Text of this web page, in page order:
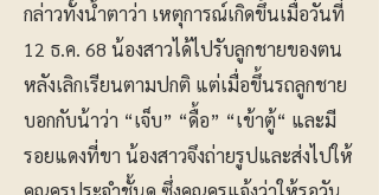
กล่าวทั้งน้ำตาว่า เหตุการณ์เกิดขึ้นเมื่อวันที่
12 ธ.ค. 68 น้องสาวได้ไปรับลูกชายของตน
หลังเลิกเรียนตามปกติ แต่เมื่อขึ้นรถลูกชาย
บอกกับน้าว่า “เจ็บ” “ดื้อ” “เข้าตู้“ และมี
รอยแดงที่ขา น้องสาวจึงถ่ายรูปและส่งไปให้